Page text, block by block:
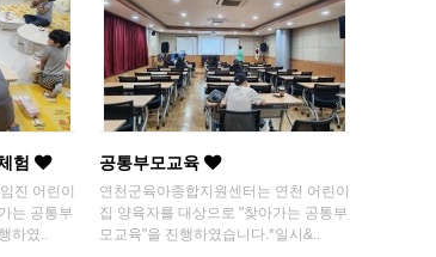
험
진 어린이
는 공통부
하였..
공통부모교육
연천군육아종합지원센터는 연천 어린이
집 양육자를 대상으로 "찾아가는 공통부
모교육"을 진행하였습니다.*일시&..